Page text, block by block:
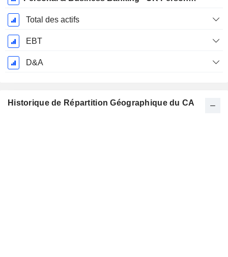
Total des actifs
EBT
D&A
Historique de Répartition Géographique du CA